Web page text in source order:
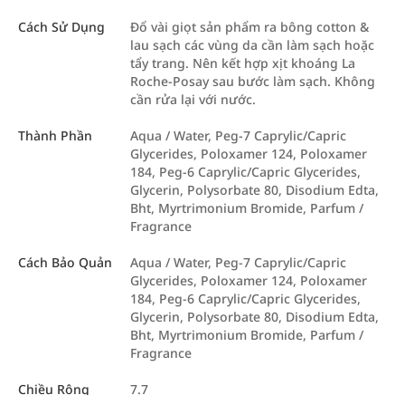
Cách Sử Dụng
Đổ vài giọt sản phẩm ra bông cotton &
lau sạch các vùng da cần làm sạch hoặc
tẩy trang. Nên kết hợp xịt khoáng La
Roche-Posay sau bước làm sạch. Không
cần rửa lại với nước.
Thành Phần
Aqua / Water, Peg-7 Caprylic/Capric
Glycerides, Poloxamer 124, Poloxamer
184, Peg-6 Caprylic/Capric Glycerides,
Glycerin, Polysorbate 80, Disodium Edta,
Bht, Myrtrimonium Bromide, Parfum /
Fragrance
Cách Bảo Quản
Aqua / Water, Peg-7 Caprylic/Capric
Glycerides, Poloxamer 124, Poloxamer
184, Peg-6 Caprylic/Capric Glycerides,
Glycerin, Polysorbate 80, Disodium Edta,
Bht, Myrtrimonium Bromide, Parfum /
Fragrance
Chiều Rộng 7.7